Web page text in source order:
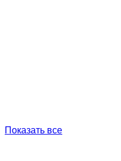
Показать все